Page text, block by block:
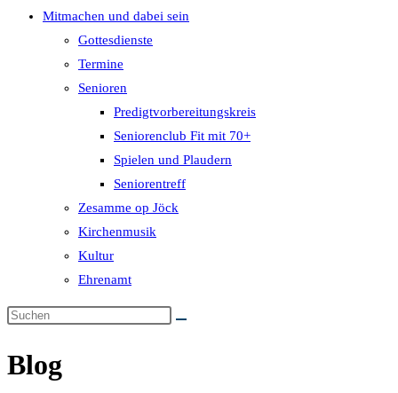
Mitmachen und dabei sein
Gottesdienste
Termine
Senioren
Predigtvorbereitungskreis
Seniorenclub Fit mit 70+
Spielen und Plaudern
Seniorentreff
Zesamme op Jöck
Kirchenmusik
Kultur
Ehrenamt
Blog